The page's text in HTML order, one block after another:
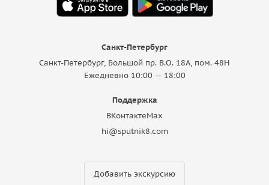
Санкт-Петербург
Санкт-Петербург, Большой пр. В.О. 18A, пом. 48Н
Ежедневно 10:00 — 18:00
Поддержка
ВКонтактеMax
hi@sputnik8.com
Добавить экскурсию